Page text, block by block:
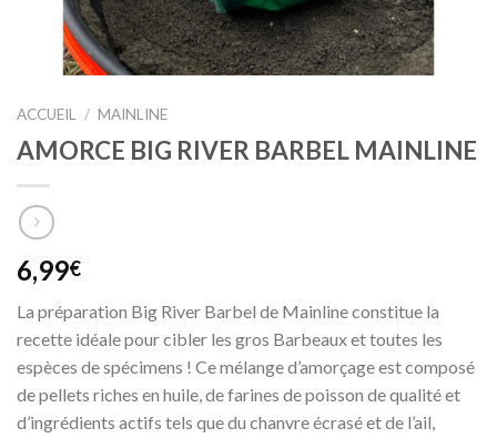
ACCUEIL / MAINLINE
AMORCE BIG RIVER BARBEL MAINLINE
6,99€
La préparation Big River Barbel de Mainline constitue la
recette idéale pour cibler les gros Barbeaux et toutes les
espèces de spécimens ! Ce mélange d’amorçage est composé
de pellets riches en huile, de farines de poisson de qualité et
d’ingrédients actifs tels que du chanvre écrasé et de l’ail,